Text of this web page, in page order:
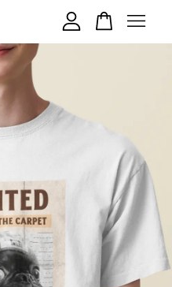
還是空的。
物